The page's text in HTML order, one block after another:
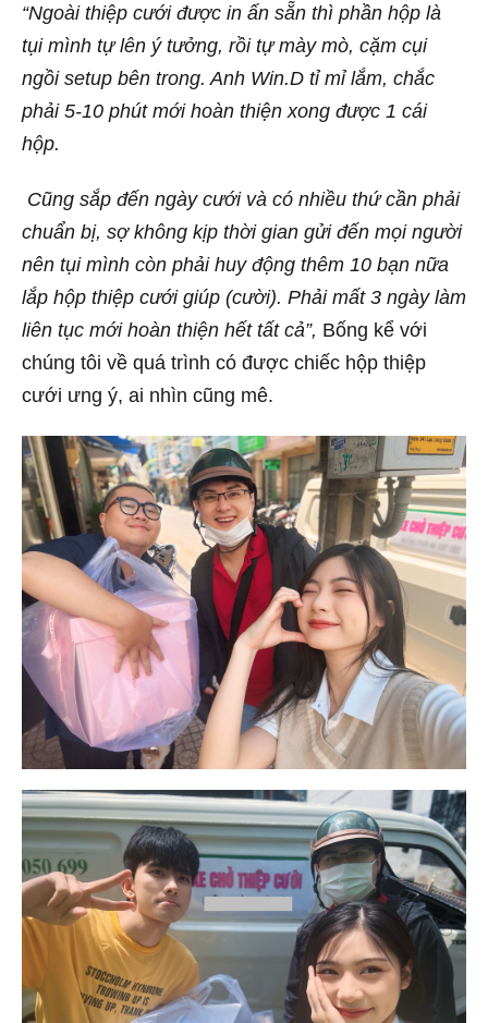
“Ngoài thiệp cưới được in ấn sẵn thì phần hộp là
tụi mình tự lên ý tưởng, rồi tự mày mò, cặm cụi
ngồi setup bên trong. Anh Win.D tỉ mỉ lắm, chắc
phải 5-10 phút mới hoàn thiện xong được 1 cái
hộp.
Cũng sắp đến ngày cưới và có nhiều thứ cần phải
chuẩn bị, sợ không kịp thời gian gửi đến mọi người
nên tụi mình còn phải huy động thêm 10 bạn nữa
lắp hộp thiệp cưới giúp (cười). Phải mất 3 ngày làm
liên tục mới hoàn thiện hết tất cả”, Bống kể với
chúng tôi về quá trình có được chiếc hộp thiệp
cưới ưng ý, ai nhìn cũng mê.